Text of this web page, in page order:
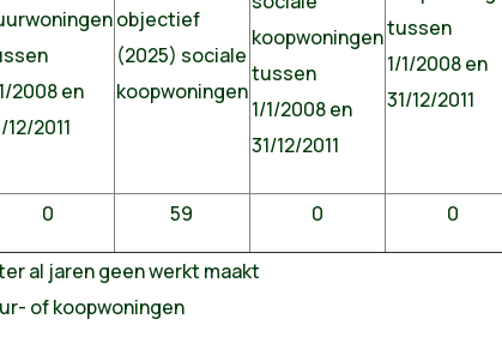
2008 en
12/2011
objectief
(2025) sociale
koopwoningen
koopwoningen
tussen
1/1/2008 en
31/12/2011
tussen
1/1/2008 en
31/12/2011
0 59 0 0
al jaren geen werkt maakt
of koopwoningen